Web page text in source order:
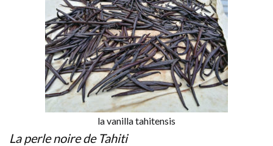
la vanilla tahitensis
La perle noire de Tahiti